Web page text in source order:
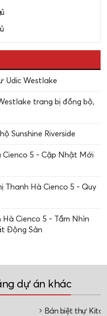
Udic Westlake
trang bị đồng bộ,
Sunshine Riverside
Cienco 5 - Cập Nhật Mới
Thanh Hà Cienco 5 - Quy
Cienco 5 - Tầm Nhìn
Động Sản
dự án khác
Bán biệt thự Kita